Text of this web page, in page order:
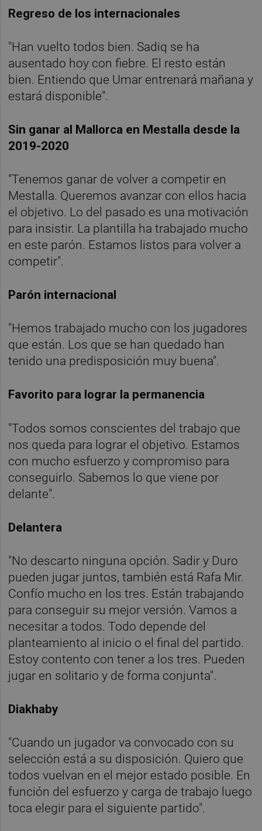
Regreso de los internacionales
"Han vuelto todos bien. Sadiq se ha
ausentado hoy con fiebre. El resto están
bien. Entiendo que Umar entrenará mañana y
estará disponible".
Sin ganar al Mallorca en Mestalla desde la
2019-2020
"Tenemos ganar de volver a competir en
Mestalla. Queremos avanzar con ellos hacia
el objetivo. Lo del pasado es una motivación
para insistir. La plantilla ha trabajado mucho
en este parón. Estamos listos para volver a
competir".
Parón internacional
"Hemos trabajado mucho con los jugadores
que están. Los que se han quedado han
tenido una predisposición muy buena".
Favorito para lograr la permanencia
"Todos somos conscientes del trabajo que
nos queda para lograr el objetivo. Estamos
con mucho esfuerzo y compromiso para
conseguirlo. Sabemos lo que viene por
delante".
Delantera
"No descarto ninguna opción. Sadir y Duro
pueden jugar juntos, también está Rafa Mir.
Confío mucho en los tres. Están trabajando
para conseguir su mejor versión. Vamos a
necesitar a todos. Todo depende del
planteamiento al inicio o el final del partido.
Estoy contento con tener a los tres. Pueden
jugar en solitario y de forma conjunta".
Diakhaby
"Cuando un jugador va convocado con su
selección está a su disposición. Quiero que
todos vuelvan en el mejor estado posible. En
función del esfuerzo y carga de trabajo luego
toca elegir para el siguiente partido".